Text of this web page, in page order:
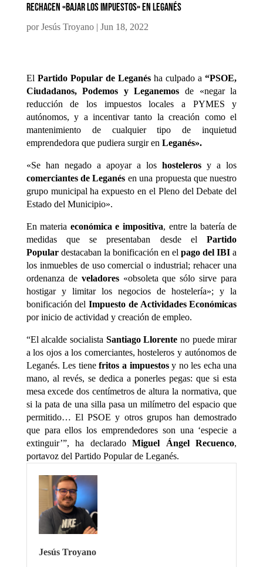
rechacen «bajar los impuestos» en Leganés
porJesús Troyano| Jun 18, 2022
El Partido Popular de Leganés ha culpado a“PSOE,
Ciudadanos, Podemos y Leganemosde «negar la
reducción de los impuestos locales a PYMES y
autónomos, y a incentivar tanto la creación como el
mantenimiento de cualquier tipo de inquietud
emprendedora que pudiera surgir en Leganés».
«Se han negado a apoyar a loshosteleros y a los
comerciantes de Leganés en una propuesta que nuestro
grupo municipal ha expuesto en el Pleno del Debate del
Estado del Municipio».
En materia económica e impositiva, entre la batería de
medidas que se presentaban desde elPartido
Populardestacaban la bonificación en elpago del IBI a
los inmuebles de uso comercial o industrial; rehacer una
ordenanza de veladores«obsoleta que sólo sirve para
hostigar y limitar los negocios de hostelería»; y la
bonificación delImpuesto de Actividades Económicas
por inicio de actividad y creación de empleo.
“El alcalde socialista Santiago Llorente no puede mirar
a los ojos a los comerciantes, hosteleros y autónomos de
Leganés. Les tienefritos a impuestosy no les echa una
mano, al revés, se dedica a ponerles pegas: que si esta
mesa excede dos centímetros de altura la normativa, que
si la pata de una silla pasa un milímetro del espacio que
permitido… El PSOE y otros grupos han demostrado
que para ellos los emprendedores son una ‘especie a
extinguir’”, ha declaradoMiguel Ángel Recuenco,
portavoz del Partido Popular de Leganés.
Jesús Troyano